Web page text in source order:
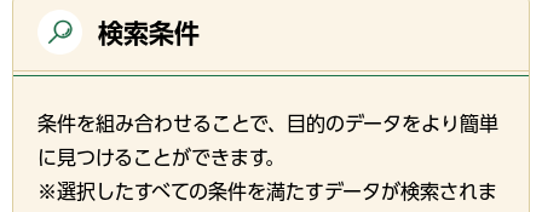
検索条件
条件を組み合わせることで、目的のデータをより簡単
に見つけることができます。
※選択したすべての条件を満たすデータが検索されま